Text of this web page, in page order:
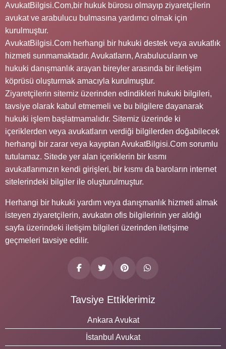
AvukatBilgisi.Com,bir hukuk bürosu olmayıp ziyaretçilerin
avukat ve arabulucu bulmasına yardımcı olmak için
kurulmuştur.
AvukatBilgisi.Com herhangi bir hukuki destek veya avukatlık
hizmeti sunmamaktadır. Avukatların, Arabulucuların ve
hukuki danışmanlık arayan bireyler arasında bir iletişim
köprüsü oluşturmak amacıyla kurulmuştur.
Ziyaretçilerin sitemiz üzerinden edindikleri hukuki bilgileri,
tavsiye olarak kabul etmemeli ve bu bilgilere dayanarak
hukuki işlem başlatmamalıdır. Sitemiz üzerinde ki
içeriklerden veya avukatların verdiği bilgilerden doğabilecek
herhangi bir zarar veya kayıptan AvukatBilgisi.Com sorumlu
tutulamaz. Sitede yer alan içeriklerin bir kısmı
avukatlarımızın kendi girişleri, bir kısmı da baroların internet
sitelerindeki bilgiler ile oluşturulmuştur.
Herhangi bir hukuki yardım veya danışmanlık hizmeti almak
isteyen ziyaretçilerin, avukatın ofis bilgilerinin yer aldığı
sayfa üzerindeki iletişim bilgileri üzerinden iletişime
geçmeleri tavsiye edilir.
Tavsiye Ettiklerimiz
Ankara Avukat
İstanbul Avukat